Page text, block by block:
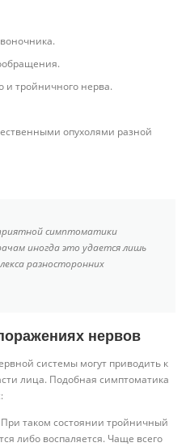
и тройничного нерва.
опухолями разной
симптоматики
иногда это удается лишь
разносторонних
нервов
системы могут приводить к
лица. Подобная симптоматика
таком состоянии тройничный
либо воспаляется. Чаще всего